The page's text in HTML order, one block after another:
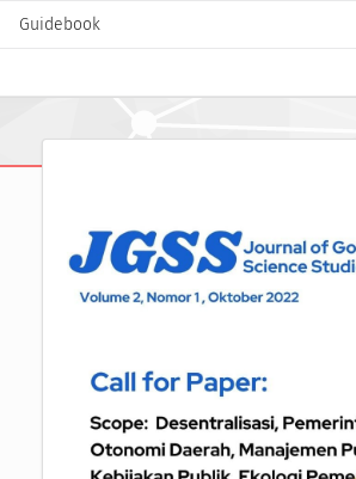
Guidebook